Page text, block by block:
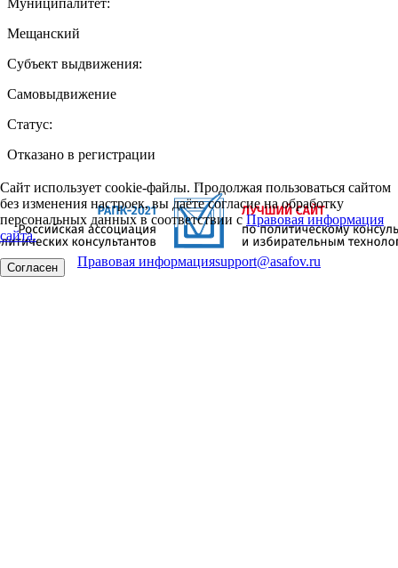
Муниципалитет:
Мещанский
Субъект выдвижения:
Самовыдвижение
Статус:
Отказано в регистрации
Сайт использует cookie-файлы. Продолжая пользоваться сайтом
без изменения настроек, вы даёте согласие на обработку
персональных данных в соответствии сПравовая информация
сайта.
Согласен Правовая информацияsupport@asafov.ru